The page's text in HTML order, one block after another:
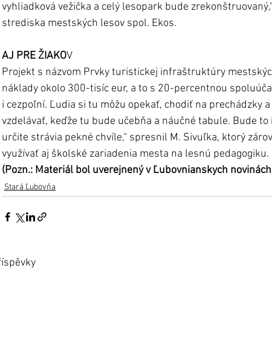
vyhliadková vežička a celý lesopark bude
strediska mestských lesov spol. Ekos.
AJ PRE ŽIAKOV
Projekt s názvom Prvky turistickej infraštruktúry
náklady okolo 300-tisíc eur, a to s 20-percentnou
i cezpoľní. Ľudia si tu môžu opekať, chodiť na prechádzky
vzdelávať, keďže tu bude učebňa a náučné tabule. Bude
určite strávia pekné chvíle,“ spresnil M. Sivuľka, ktorý
využívať aj školské zariadenia mesta na lesnú pedagogiku.
(Pozn.: Materiál bol uverejnený v Ľubovnianskych
Stará Ľubovňa